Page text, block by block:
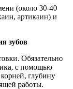
(около 30-40
артикаин) и
зубов
Обязательно
с помощью
глубину
работы.